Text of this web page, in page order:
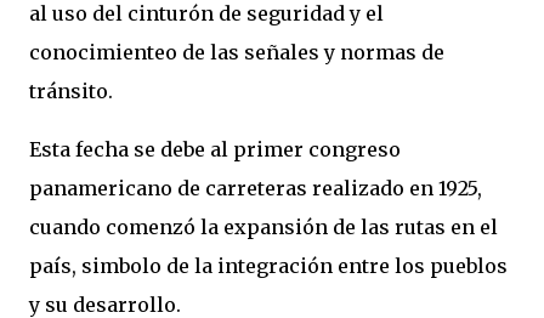
al uso del cinturón de seguridad y el
conocimienteo de las señales y normas de
tránsito.
Esta fecha se debe al primer congreso
panamericano de carreteras realizado en 1925,
cuando comenzó la expansión de las rutas en el
país, simbolo de la integración entre los pueblos
y su desarrollo.